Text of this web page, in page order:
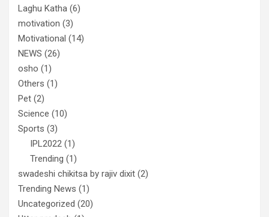
Laghu Katha (6)
motivation (3)
Motivational (14)
NEWS (26)
osho (1)
Others (1)
Pet (2)
Science (10)
Sports (3)
IPL2022 (1)
Trending (1)
swadeshi chikitsa by rajiv dixit (2)
Trending News (1)
Uncategorized (20)